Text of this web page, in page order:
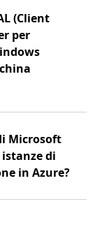
(Client
per
Microsoft
di
in Azure?